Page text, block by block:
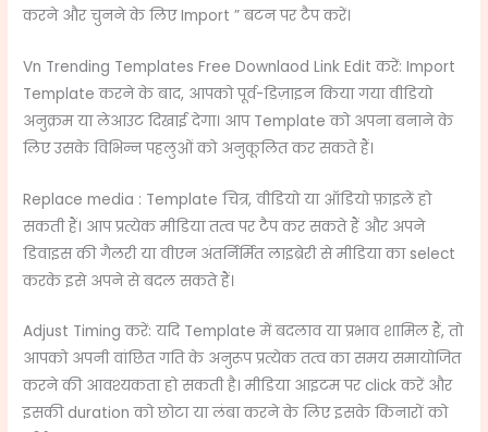
करने और चुनने के लिए Import ” बटन पर टैप करें।
Vn Trending Templates Free Downlaod Link Edit करें: Import
Template करने के बाद, आपको पूर्व-डिज़ाइन किया गया वीडियो
अनुक्रम या लेआउट दिखाई देगा। आप Template को अपना बनाने के
लिए उसके विभिन्न पहलुओं को अनुकूलित कर सकते हैं।
Replace media : Template चित्र, वीडियो या ऑडियो फ़ाइलें हो
सकती हैं। आप प्रत्येक मीडिया तत्व पर टैप कर सकते हैं और अपने
डिवाइस की गैलरी या वीएन अंतर्निर्मित लाइब्रेरी से मीडिया का select
करके इसे अपने से बदल सकते हैं।
Adjust Timing करें: यदि Template में बदलाव या प्रभाव शामिल हैं, तो
आपको अपनी वांछित गति के अनुरूप प्रत्येक तत्व का समय समायोजित
करने की आवश्यकता हो सकती है। मीडिया आइटम पर click करें और
इसकी duration को छोटा या लंबा करने के लिए इसके किनारों को